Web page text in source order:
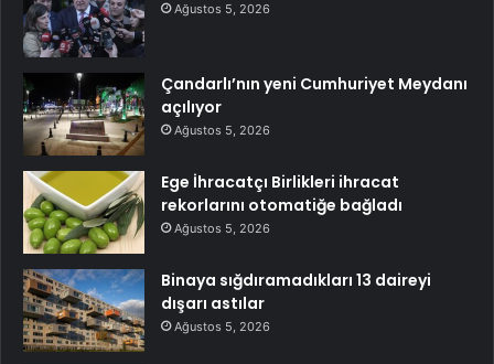
Ağustos 5, 2026
Çandarlı’nın yeni Cumhuriyet Meydanı
açılıyor
Ağustos 5, 2026
Ege İhracatçı Birlikleri ihracat
rekorlarını otomatiğe bağladı
Ağustos 5, 2026
Binaya sığdıramadıkları 13 daireyi
dışarı astılar
Ağustos 5, 2026